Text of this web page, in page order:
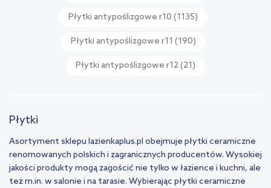
Płytki antypoślizgowe r10 (1135)
Płytki antypoślizgowe r11 (190)
Płytki antypoślizgowe r12(21)
Płytki
Asortyment sklepu lazienkaplus.pl obejmuje płytki ceramiczne
renomowanych polskich i zagranicznych producentów. Wysokiej
jakości produkty mogą zagościć nie tylko w łazience i kuchni, ale
też m.in. w salonie i na tarasie. Wybierając płytki ceramiczne